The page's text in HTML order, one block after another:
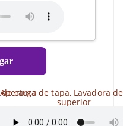
carga
Apertura de tapa, Lavadora
superior